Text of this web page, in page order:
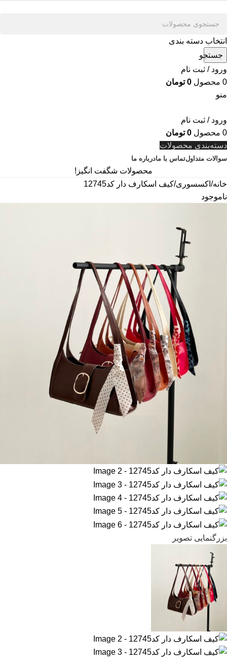
انتخاب دسته بندی
جستجو
ورود / ثبت نام
0 محصول 0 تومان
منو
ورود / ثبت نام
0 محصول 0 تومان
دسته‌بندی محصولات
سوالات متداولتماس با مادرباره ما
محصولات شگفت انگیز!
خانه اکسسوری کیف اسکارف دار کد12745
ناموجود
بزرگنمایی تصویر